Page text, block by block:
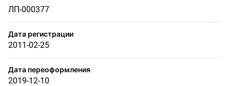
ЛП-000377
Дата регистрации
2011-02-25
Дата переоформления
2019-12-10